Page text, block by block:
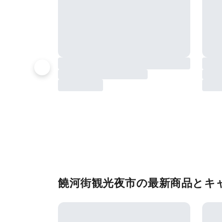
饒河街観光夜市の最新商品とキ